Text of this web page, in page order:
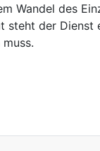
Wandel des
steht der Dienst